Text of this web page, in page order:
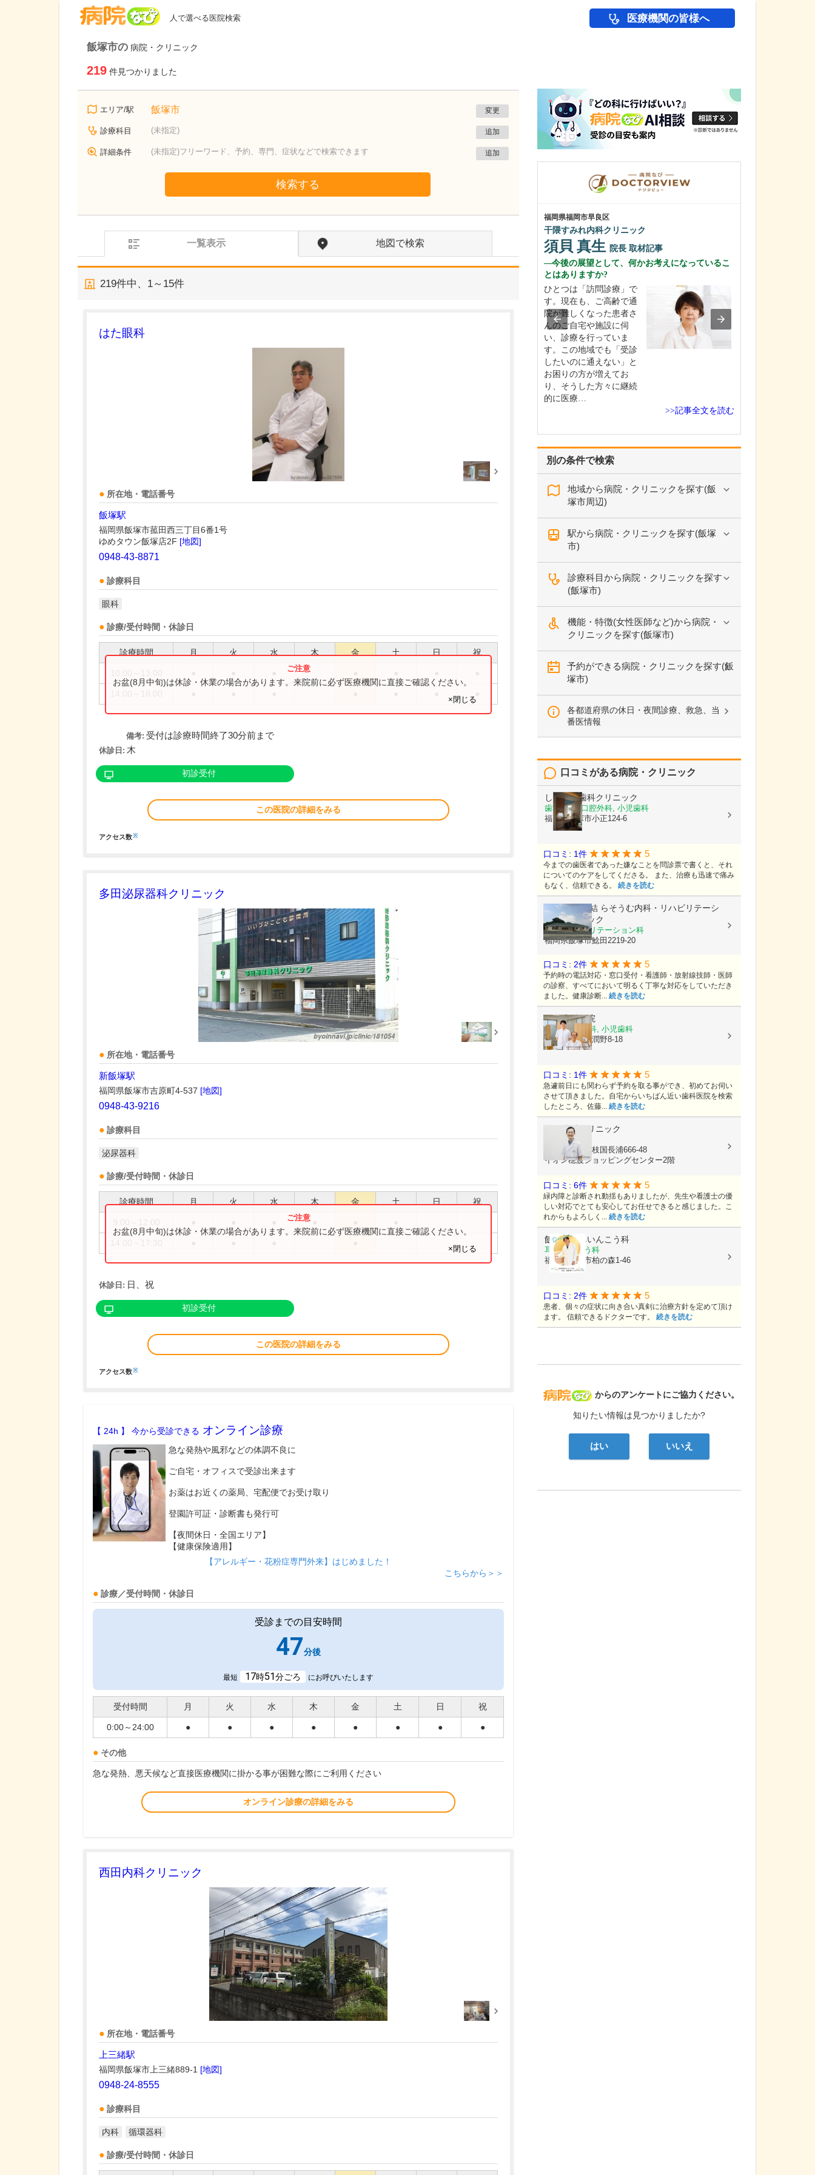
人で選べる医院検索 医療機関の皆様へ
飯塚市の 病院・クリニック
219 件見つかりました
エリア/駅 飯塚市 変更
診療科目 (未指定) 追加
詳細条件 (未指定)フリーワード、予約、専門、症状などで検索できます 追加
検索する
一覧表示 地図で検索
219件中、 1～15件
はた眼科
所在地・電話番号
飯塚駅
福岡県飯塚市菰田西三丁目6番1号
ゆめタウン飯塚店2F [地図]
0948-43-8871
診療科目
眼科
診療/受付時間・休診日
診療時間 月 火 水 木 金 土 日 祝
お盆(8月中旬)は休診・休業の場合があります。来院前に必ず医療機関に直接ご確認ください。
×閉じる
備考: 受付は診療時間終了30分前まで
休診日: 木
初診受付
この医院の詳細をみる
アクセス数※
多田泌尿器科クリニック
所在地・電話番号
新飯塚駅
福岡県飯塚市吉原町4-537 [地図]
0948-43-9216
診療科目
泌尿器科
診療/受付時間・休診日
診療時間 月 火 水 木 金 土 日 祝
お盆(8月中旬)は休診・休業の場合があります。来院前に必ず医療機関に直接ご確認ください。
×閉じる
休診日: 日、祝
初診受付
この医院の詳細をみる
アクセス数※
【 24h 】 今から受診できる オンライン診療
急な発熱や風邪などの体調不良に
ご自宅・オフィスで受診出来ます
お薬はお近くの薬局、宅配便でお受け取り
登園許可証・診断書も発行可
【夜間休日・全国エリア】
【健康保険適用】
【アレルギー・花粉症専門外来】はじめました！
こちらから＞＞
診療／受付時間・休診日
受診までの目安時間
47分後
最短 17時51分ごろ にお呼びいたします
受付時間 月 火 水 木 金 土 日 祝
0:00～24:00 ● ● ● ● ● ● ● ●
その他
急な発熱、悪天候など直接医療機関に掛かる事が困難な際にご利用ください
オンライン診療の詳細をみる
西田内科クリニック
所在地・電話番号
上三緒駅
福岡県飯塚市上三緒889-1 [地図]
0948-24-8555
診療科目
内科 循環器科
診療/受付時間・休診日
別の条件で検索
地域から病院・クリニックを探す(飯
塚市周辺)
駅から病院・クリニックを探す(飯塚
市)
診療科目から病院・クリニックを探す
(飯塚市)
機能・特徴(女性医師など)から病院・
クリニックを探す(飯塚市)
予約ができる病院・クリニックを探す(飯
塚市)
各都道府県の休日・夜間診療、救急、当
番医情報
病院なび
からのアンケートにご協力ください。
知りたい情報は見つかりましたか?
はい いいえ
口コミがある病院・クリニック
しろうず歯科クリニック
歯科, 歯科口腔外科, 小児歯科
福岡県飯塚市小正124-6
口コミ: 1件 5
今までの歯医者であった嫌なことを問診票で書くと、それ
についてのケアをしてくださる。 また、治療も迅速で痛み
もなく、信頼できる。 続きを読む
医療法人 夢結 らそうむ内科・リハビリテーシ
ョンクリニック
内科, リハビリテーション科
福岡県飯塚市鯰田2219-20
口コミ: 2件 5
予約時の電話対応・窓口受付・看護師・放射線技師・医師
の診察、すべてにおいて明るく丁寧な対応をしていただき
ました。健康診断... 続きを読む
佐藤歯科医院
歯科, 矯正歯科, 小児歯科
福岡県飯塚市潤野8-18
口コミ: 1件 5
急遽前日にも関わらず予約を取る事ができ、初めてお伺い
させて頂きました。自宅からいちばん近い歯科医院を検索
したところ、佐藤... 続きを読む
前田眼科クリニック
福岡県飯塚市枝国長浦666-48
イオン穂波ショッピングセンター2階
口コミ: 6件 5
緑内障と診断され動揺もありましたが、先生や看護士の優
しい対応でとても安心してお任せできると感じました。こ
れからもよろしく... 続きを読む
飯塚東耳鼻いんこう科
耳鼻いんこう科
福岡県飯塚市柏の森1-46
口コミ: 2件 5
患者、個々の症状に向き合い真剣に治療方針を定めて頂け
ます。 信頼できるドクターです。 続きを読む
福岡県久留米市
おざさクリニック
小篠 洋之院長
であったため他院に電話
福岡県福岡市早良区
干隈すみれ内科クリニック
須貝 真生 院長 取材記事
今後の展望として、何かお考えになっているこ
とはありますか?
ひとつは「訪問診療」で
す。現在も、ご高齢で通
院が難しくなった患者さ
んのご自宅や施設に伺
い、診療を行っていま
す。この地域でも「受診
したいのに通えない」と
お困りの方が増えてお
り、そうした方々に継続
的に医療…
>>記事全文を読む